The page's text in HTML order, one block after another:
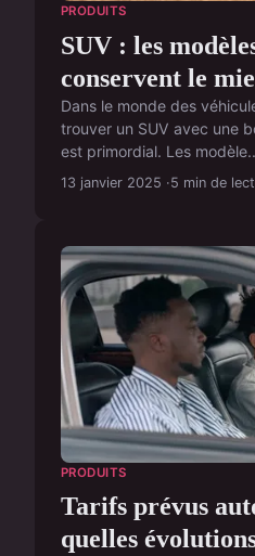
PRODUITS
SUV : les
conservent le
Dans le monde des
trouver un SUV avec une
est primordial. Les
13 janvier 2025 5 min de
PRODUITS
Tarifs prévus
quelles